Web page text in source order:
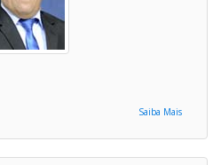
Saiba Mais